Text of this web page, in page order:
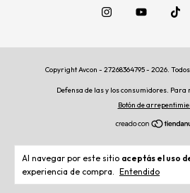
Al navegar por este sitio aceptás el uso
experiencia de compra. Entendido
Copyright Avcon - 27268364795 - 2026.
Defensa de las y los consumidores. Para
Botón de